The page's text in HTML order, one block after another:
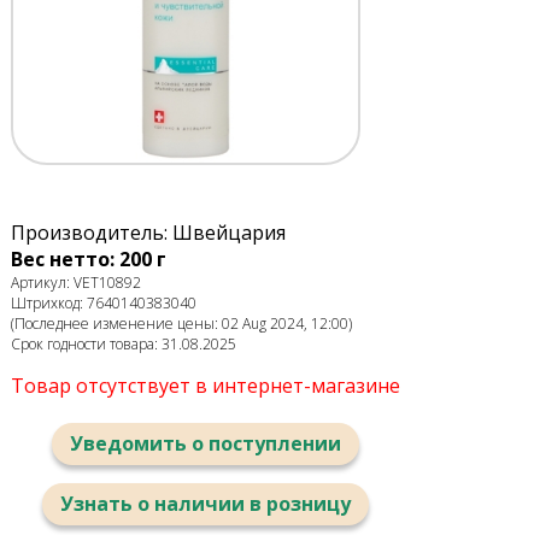
Производитель: Швейцария
Вес нетто: 200 г
Артикул: VET10892
Штрихкод: 7640140383040
(Последнее изменение цены: 02 Aug 2024, 12:00)
Срок годности товара: 31.08.2025
Товар отсутствует в интернет-магазине
Уведомить о поступлении
Узнать о наличии в розницу